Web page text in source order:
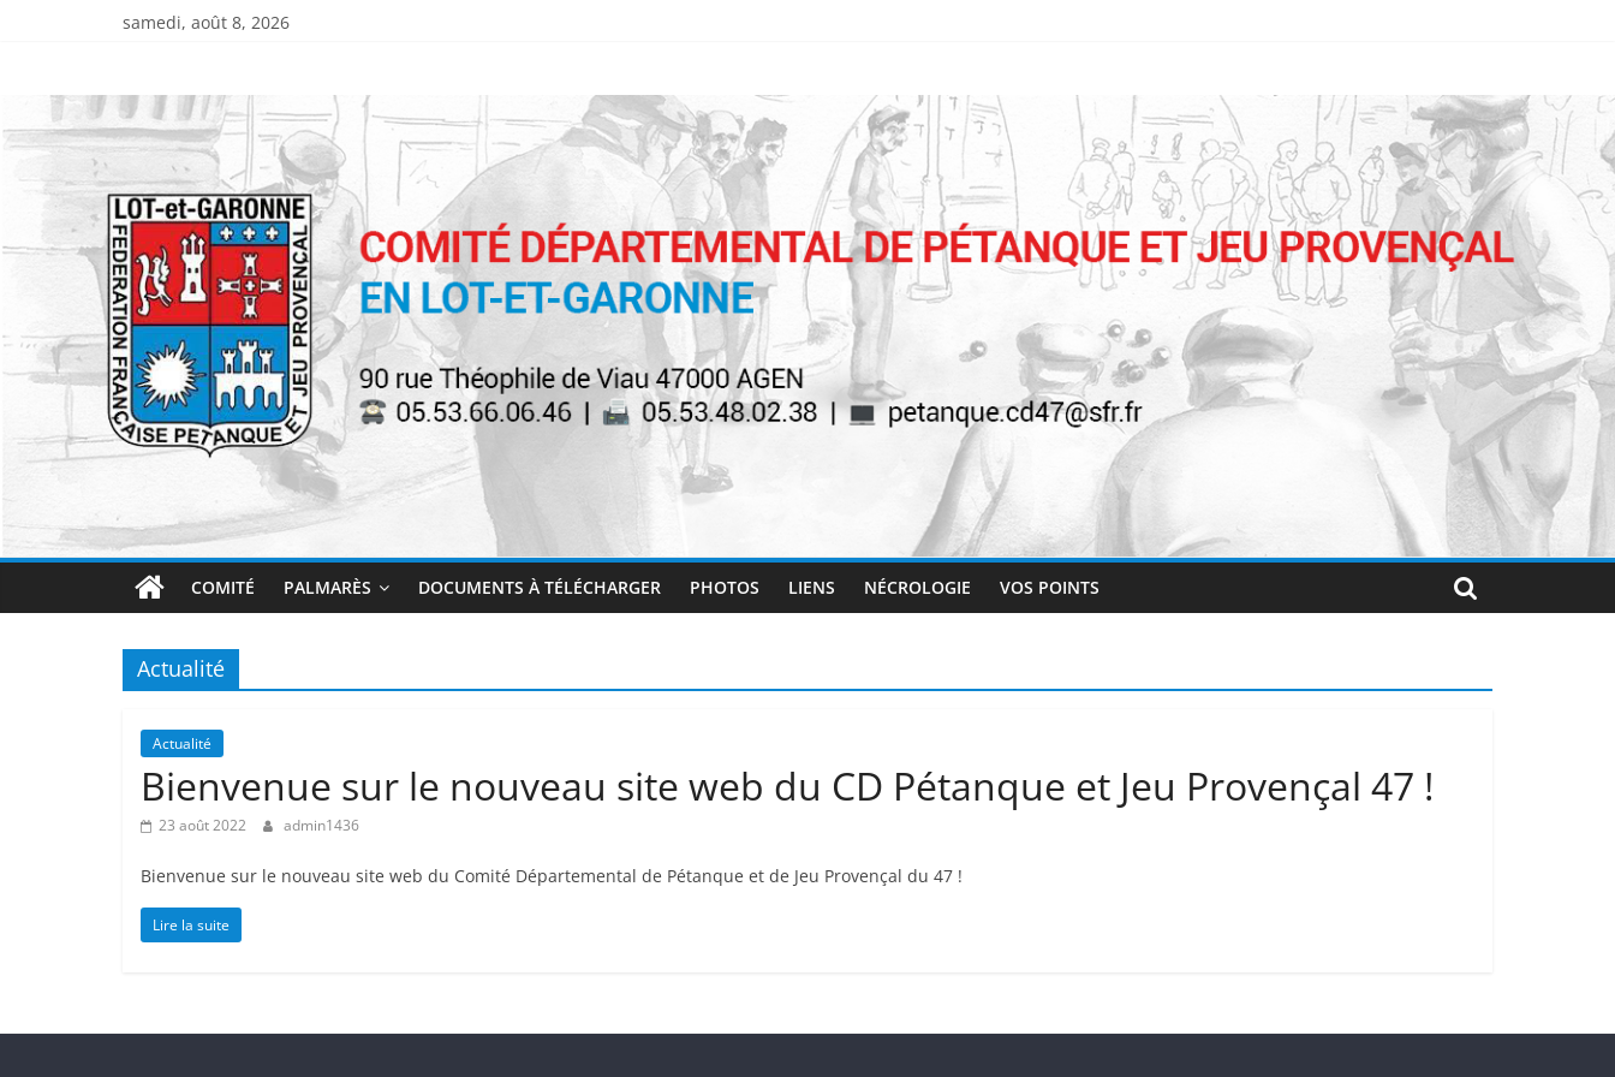
samedi, août 8, 2026
Comité
Départemental
de
Pétanque
et
de
Provençal
47
COMITÉ PALMARÈS DOCUMENTS À TÉLÉCHARGER PHOTOS LIENS NÉCROLOGIE VOS POINTS
Actualité
Actualité
Bienvenue sur le nouveau site web du CD Pétanque et Jeu Provençal 47 !
23 août 2022 admin1436
Bienvenue sur le nouveau site web du Comité Départemental de Pétanque et de Jeu Provençal du 47 !
Lire la suite